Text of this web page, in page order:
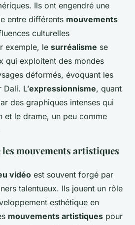
Ils ont engendré une
entre différents mouvements
culturelles
exemple, le surréalisme se
qui exploitent des mondes
déformés, évoquant les
L’expressionnisme, quant
des graphiques intenses qui
et le drame, un peu comme
mouvements artistiques
vidéo est souvent forgé par
talentueux. Ils jouent un rôle
esthétique en
mouvements artistiques pour